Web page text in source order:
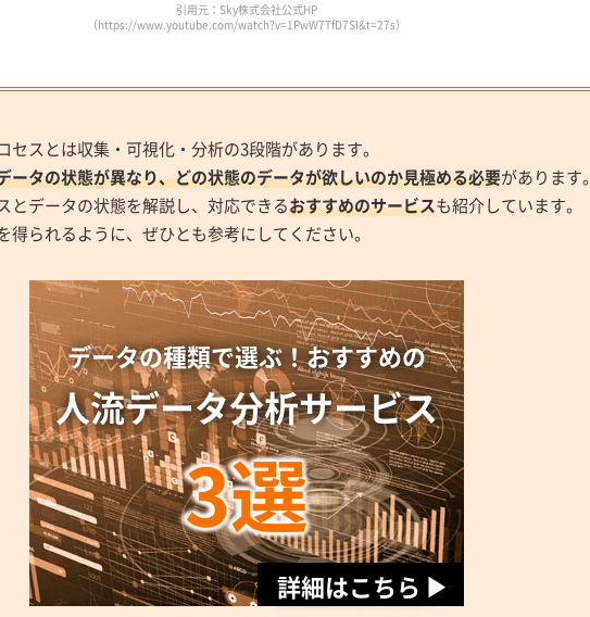
引用元：Sky株式会社公式HP
（https://www.youtube.com/watch?v=1PwW7TfD7SI&t=27s）
セスとは収集・可視化・分析の3段階があります。
ータの状態が異なり、どの状態のデータが欲しいのか見極める必要があります。
とデータの状態を解説し、対応できるおすすめのサービスも紹介しています。
得られるように、ぜひとも参考にしてください。
データの種類で選ぶ！おすすめの
人流データ分析サービス
3選
詳細はこちら